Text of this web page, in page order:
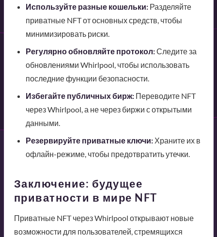
Используйте разные кошельки:Разделяйте
приватные NFT от основных средств, чтобы
минимизировать риски.
Регулярно обновляйте протокол:Следите за
обновлениями Whirlpool, чтобы использовать
последние функции безопасности.
Избегайте публичных бирж:Переводите NFT
через Whirlpool, а не через биржи с открытыми
данными.
Резервируйте приватные ключи:Храните их в
офлайн-режиме, чтобы предотвратить утечки.
Заключение: будущее
приватности в мире NFT
Приватные NFT через Whirlpool открывают новые
возможности для пользователей, стремящихся